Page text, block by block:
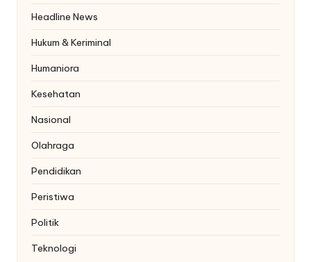
Headline News
Hukum & Keriminal
Humaniora
Kesehatan
Nasional
Olahraga
Pendidikan
Peristiwa
Politik
Teknologi